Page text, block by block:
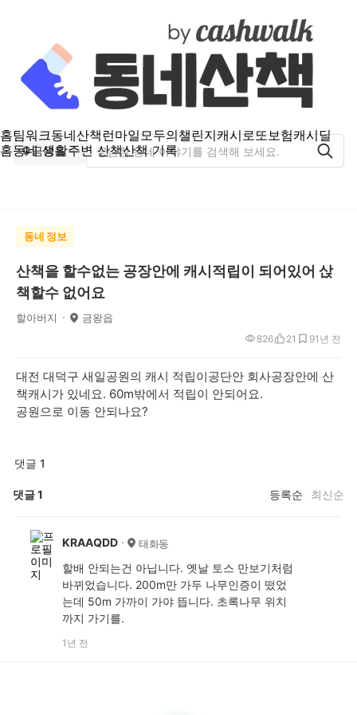
홈팀워크동네산책런마일모두의챌린지캐시로또보험캐시딜
홈동네 생활주변 산책산책 기록
금왕읍
동네 정보
산책을 할수없는 공장안에 캐시적립이 되어있어 삱
책할수 없어요
할아버지 금왕읍
1년 전
826 21 9
대전 대덕구 새일공원의 캐시 적립이공단안 회사공장안에 산
책캐시가 있네요. 60m밖에서 적립이 안되어요.
공원으로 이동 안되나요?
댓글 1
댓글1 등록순 최신순
KRAAQDD 태화동
할배 안되는건 아닙니다. 옛날 토스 만보기처럼
바뀌었습니다. 200m만 가두 나무인증이 떴었
는데 50m 가까이 가야 뜹니다. 초록나무 위치
까지 가기를.
1년 전